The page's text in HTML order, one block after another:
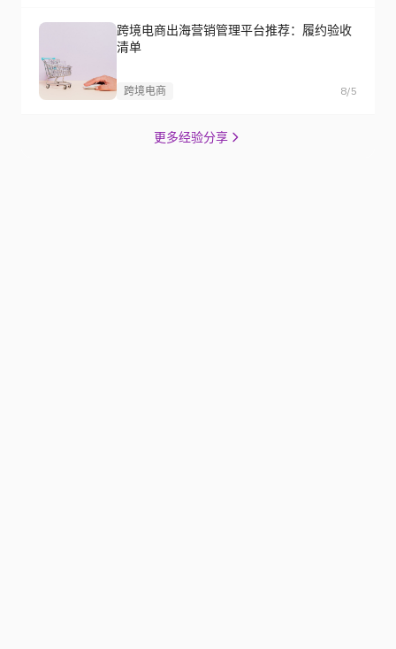
跨境电商出海营销管理平台推荐：履约验收
清单
跨境电商 8/5
更多经验分享